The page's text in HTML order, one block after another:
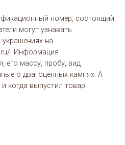
номер, состоящий
могут узнавать
на
. Информация
его массу, пробу, вид
о драгоценных камнях. А
когда выпустил товар.